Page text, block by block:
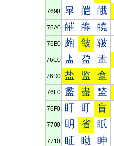
7690 皐 皑 皒
76A0 皠 皡 皢
76B0 皰 皱 皲
76C0 盀 盁 盂
76D0 盐 监 盒
76E0 盠 盡 盢
76F0 盰 盱 盲
7700 眀 省 眂
7710 眐 眑 眒